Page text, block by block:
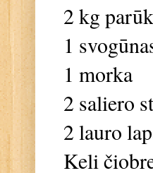
2 kg
1
1 morka
2 saliero
2 lauro
Keli